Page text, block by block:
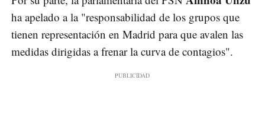
ha apelado a la "responsabilidad de los grupos que
tienen representación en Madrid para que avalen las
medidas dirigidas a frenar la curva de contagios".